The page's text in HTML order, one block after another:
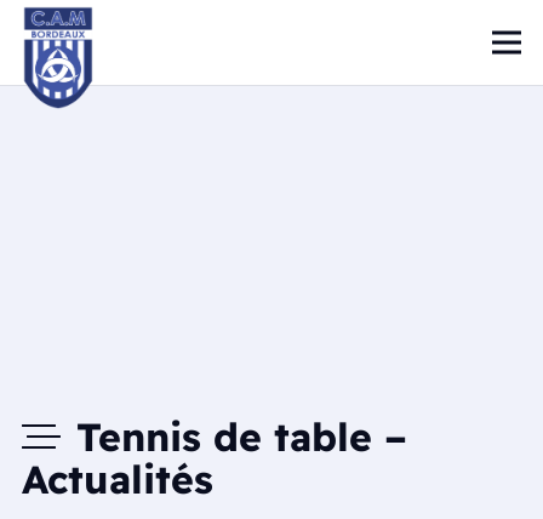
Tennis de table –
Actualités